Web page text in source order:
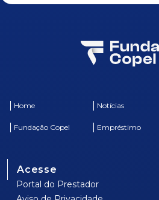
Home Notícias
Fundação Copel Empréstimo
Acesse
Portal do Prestador